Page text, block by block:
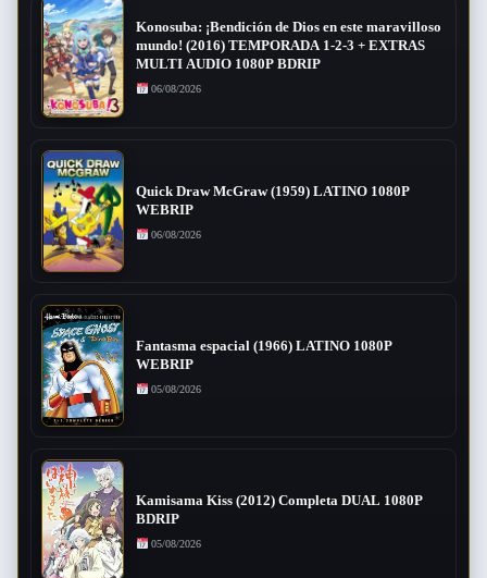
Konosuba: ¡Bendición de Dios en este maravilloso
mundo! (2016) TEMPORADA 1-2-3 + EXTRAS
MULTI AUDIO 1080P BDRIP
06/08/2026
Quick Draw McGraw (1959) LATINO 1080P
WEBRIP
06/08/2026
Fantasma espacial (1966) LATINO 1080P
WEBRIP
05/08/2026
Kamisama Kiss (2012) Completa DUAL 1080P
BDRIP
05/08/2026